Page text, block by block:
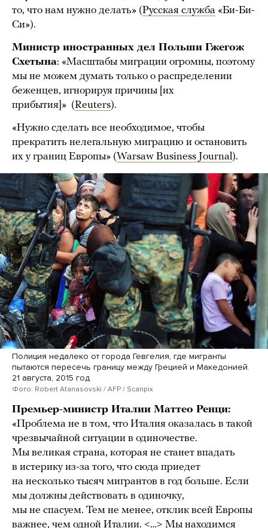
то, что нам нужно делать» (Русская служба «Би-Би-
Си»).
Министр иностранных дел Польши Гжегож
Схетына: «Масштабы миграции огромны, поэтому
мы не можем думать только о распределении
беженцев, игнорируя причины [их
прибытия]» (Reuters).
«Нужно сделать все необходимое, чтобы
прекратить нелегальную миграцию и остановить
их у границ Европы» (Warsaw Business Journal).
Полиция недалеко от города Гевгелия, где мигранты
пытаются пересечь границу между Грецией и Македонией.
21 августа, 2015 год
Фото: Robert Atanasovski / AFP / Scanpix
Премьер-министр Италии Маттео Ренци:
«Проблема не в том, что Италия оказалась в такой
чрезвычайной ситуации в одиночестве.
Мы великая страна, которая не станет впадать
в истерику из-за того, что сюда приедет
на несколько тысяч мигрантов в год больше. Если
мы должны действовать в одиночку,
мы не спасуем. Тем не менее, отклик всей Европы
важнее, чем одной Италии. <…> Мы находимся